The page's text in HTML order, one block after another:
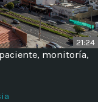
21:24
monitoría,